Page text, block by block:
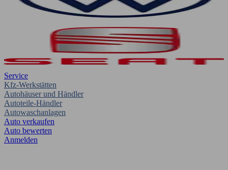
Service
Kfz-Werkstätten
Autohäuser und Händler
Autoteile-Händler
Autowaschanlagen
Auto verkaufen
Auto bewerten
Anmelden